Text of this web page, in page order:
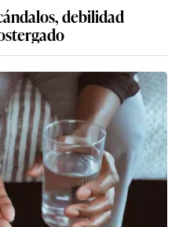
debilidad